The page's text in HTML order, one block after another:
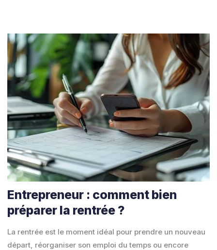
Entrepreneur : comment bien
préparer la rentrée ?
La rentrée est le moment idéal pour prendre un nouveau
départ, réorganiser son emploi du temps ou encore